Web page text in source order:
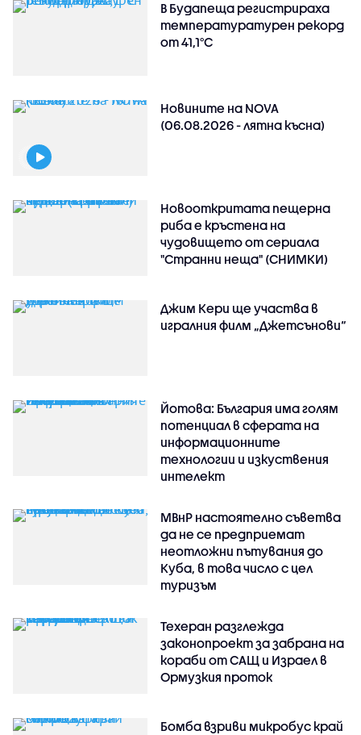
В Будапеща регистрираха
температуратурен рекорд
от 41,1°C
Новините на NOVA
(06.08.2026 - лятна късна)
Новооткритата пещерна
риба е кръстена на
чудовището от сериала
"Странни неща" (СНИМКИ)
Джим Кери ще участва в
игралния филм „Джетсънови“
Йотова: България има голям
потенциал в сферата на
информационните
технологии и изкуствения
интелект
МВнР настоятелно съветва
да не се предприемат
неотложни пътувания до
Куба, в това число с цел
туризъм
Техеран разглежда
законопроект за забрана на
кораби от САЩ и Израел в
Ормузкия проток
Бомба взриви микробус край